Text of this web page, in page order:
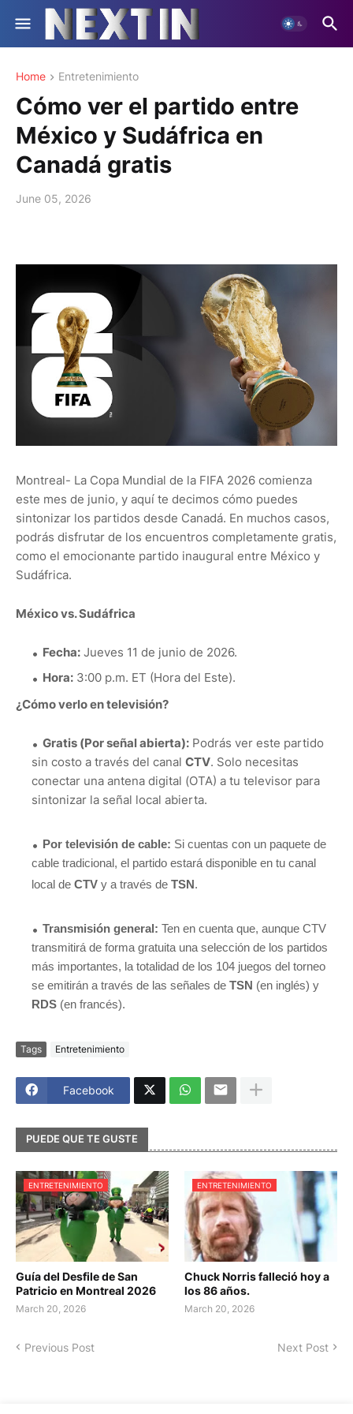
Home Entretenimiento
Cómo ver el partido entre
México y Sudáfrica en
Canadá gratis
June 05, 2026
Montreal- La Copa Mundial de la FIFA 2026 comienza
este mes de junio, y aquí te decimos cómo puedes
sintonizar los partidos desde Canadá. En muchos casos,
podrás disfrutar de los encuentros completamente gratis,
como el emocionante partido inaugural entre México y
Sudáfrica.
México vs. Sudáfrica
Fecha: Jueves 11 de junio de 2026.
Hora: 3:00 p.m. ET (Hora del Este).
¿Cómo verlo en televisión?
Gratis (Por señal abierta): Podrás ver este partido
sin costo a través del canal CTV. Solo necesitas
conectar una antena digital (OTA) a tu televisor para
sintonizar la señal local abierta.
Por televisión de cable: Si cuentas con un paquete de
cable tradicional, el partido estará disponible en tu canal
local de CTV y a través de TSN.
Transmisión general: Ten en cuenta que, aunque CTV
transmitirá de forma gratuita una selección de los partidos
más importantes, la totalidad de los 104 juegos del torneo
se emitirán a través de las señales de TSN (en inglés) y
RDS (en francés).
Tags Entretenimiento
Facebook
PUEDE QUE TE GUSTE
ENTRETENIMIENTO
Guía del Desfile de San
Patricio en Montreal 2026
March 20, 2026
ENTRETENIMIENTO
Chuck Norris falleció hoy a
los 86 años.
March 20, 2026
Previous Post Next Post